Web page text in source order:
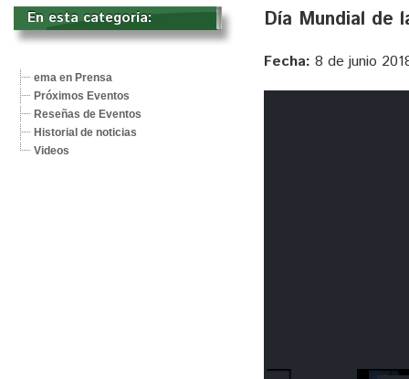
Día Mundial de
Fecha: 8 de junio
En esta categoría:
ema en Prensa
Próximos Eventos
Reseñas de Eventos
Historial de noticias
Videos